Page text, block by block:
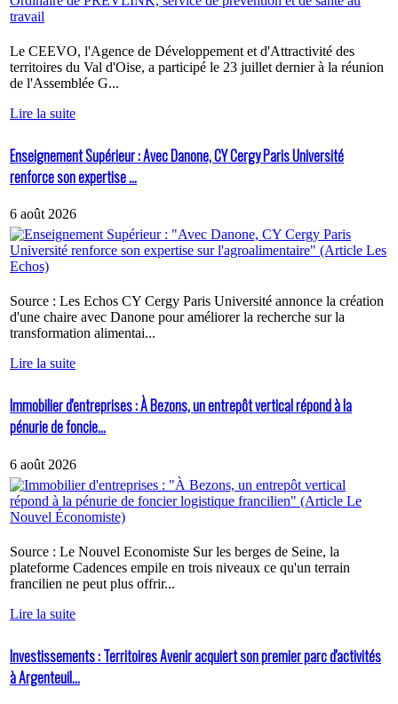
Le CEEVO, l'Agence de Développement et d'Attractivité des
territoires du Val d'Oise, a participé le 23 juillet dernier à la réunion
de l'Assemblée G...
Lire la suite
Enseignement Supérieur : Avec Danone, CY Cergy Paris Université
renforce son expertise ...
6 août 2026
Source : Les Echos CY Cergy Paris Université annonce la création
d'une chaire avec Danone pour améliorer la recherche sur la
transformation alimentai...
Lire la suite
Immobilier d'entreprises : À Bezons, un entrepôt vertical répond à la
pénurie de foncie...
6 août 2026
Source : Le Nouvel Economiste Sur les berges de Seine, la
plateforme Cadences empile en trois niveaux ce qu'un terrain
francilien ne peut plus offrir...
Lire la suite
Investissements : Territoires Avenir acquiert son premier parc d'activités
à Argenteuil...